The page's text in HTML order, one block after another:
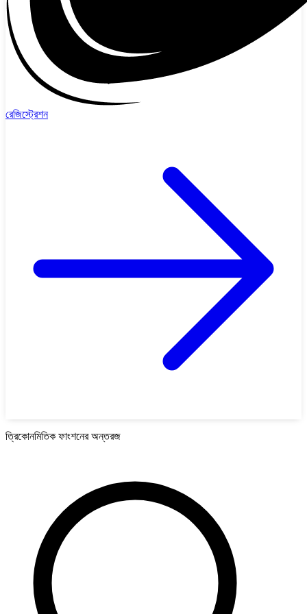
রেজিস্ট্রেশন
ত্রিকোনমিতিক ফাংশনের অন্তরজ